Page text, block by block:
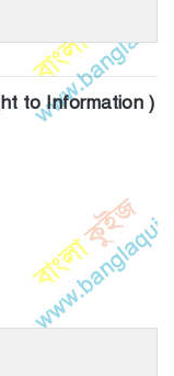
to Information )